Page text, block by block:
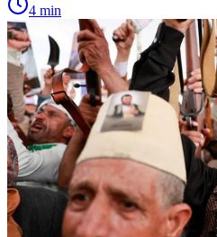
4 min